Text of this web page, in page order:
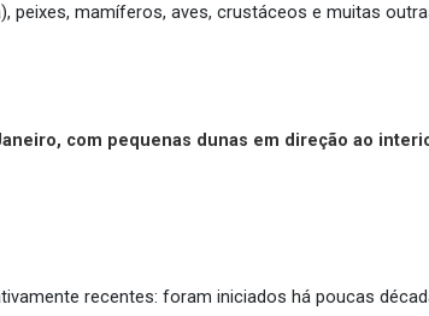
peixes, mamíferos, aves, crustáceos e muitas
com pequenas dunas em direção ao
recentes: foram iniciados há poucas